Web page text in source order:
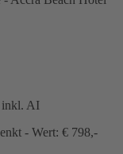
inkl. AI
- Wert: € 798,-